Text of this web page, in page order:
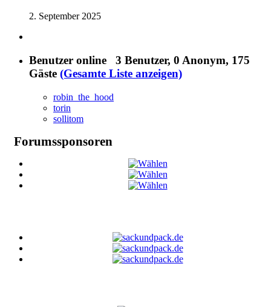
2. September 2025
Benutzer online 3 Benutzer, 0 Anonym, 175
Gäste (Gesamte Liste anzeigen)
robin_the_hood
torin
sollitom
Forumssponsoren